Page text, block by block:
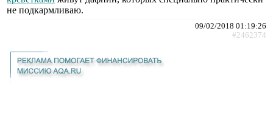
не подкармливаю.
09/02/2018 01:19:26
#2462374